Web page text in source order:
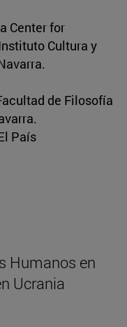
Center for
Cultura y
de Filosofía
País
Humanos en
Ucrania